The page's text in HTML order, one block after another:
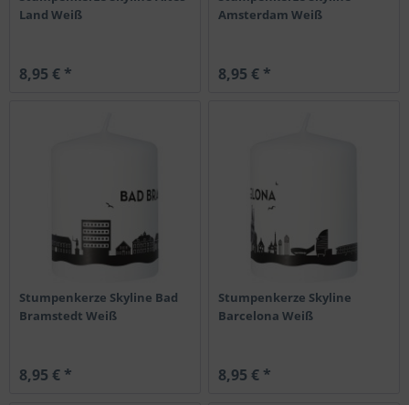
Land Weiß
8,95 € *
Amsterdam Weiß
8,95 € *
Stumpenkerze Skyline Bad
Bramstedt Weiß
8,95 € *
Stumpenkerze Skyline
Barcelona Weiß
8,95 € *